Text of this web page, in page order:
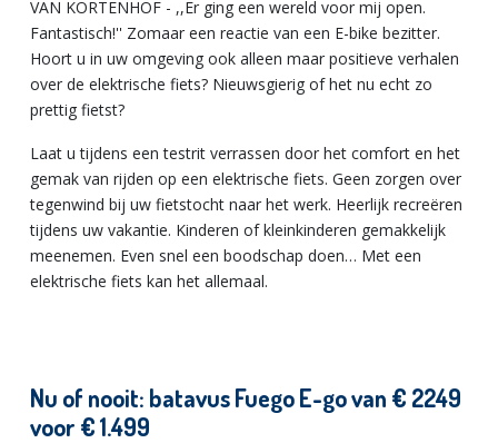
VAN KORTENHOF - ,,Er ging een wereld voor mij open.
Fantastisch!'' Zomaar een reactie van een E-bike bezitter.
Hoort u in uw omgeving ook alleen maar positieve verhalen
over de elektrische fiets? Nieuwsgierig of het nu echt zo
prettig fietst?
Laat u tijdens een testrit verrassen door het comfort en het
gemak van rijden op een elektrische fiets. Geen zorgen over
tegenwind bij uw fietstocht naar het werk. Heerlijk recreëren
tijdens uw vakantie. Kinderen of kleinkinderen gemakkelijk
meenemen. Even snel een boodschap doen… Met een
elektrische fiets kan het allemaal.
Nu of nooit: batavus Fuego E-go van € 2249
voor € 1.499